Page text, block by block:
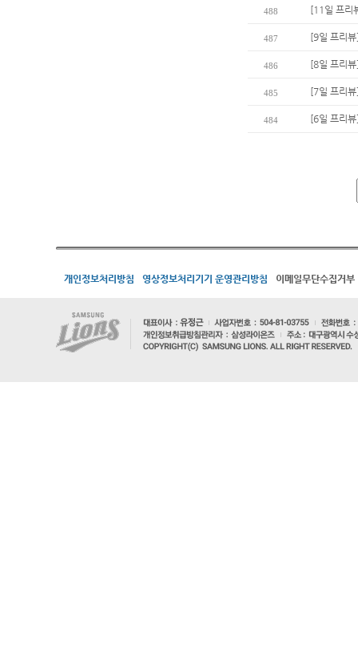
488 [11일 프리
487 [9일 프리
486 [8일 프리
485 [7일 프리
484 [6일 프리
개인정보처리방침 영상정보처리기기 운영관리방침 이메일무단수집거부